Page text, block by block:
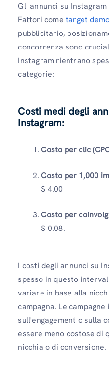
Gli annunci su
Fattori come target
pubblicitario,
concorrenza sono
Instagram rientrano
categorie:
Costi medi degli
Instagram:
Costo per clic
Costo per 1,000
$ 4.00
Costo per
$ 0.08.
I costi degli annunci su
spesso in questo
variare in base alla
campagna. Le
sull'engagement o sulla
essere meno costose di
nicchia o di conversione.